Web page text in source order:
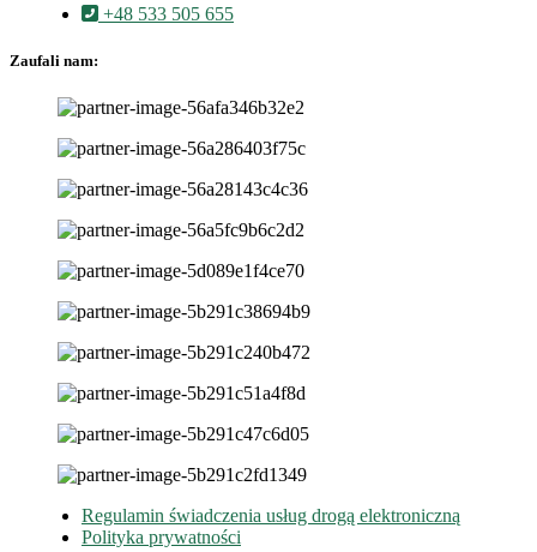
+48 533 505 655
Zaufali nam:
Regulamin świadczenia usług drogą elektroniczną
Polityka prywatności